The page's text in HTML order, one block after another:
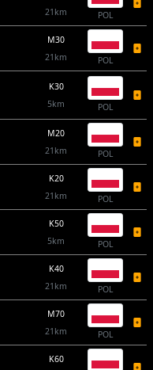
21km POL
M30
21km
POL
K30
5km
POL
M20
21km
POL
K20
21km
POL
K50
5km
POL
K40
21km
POL
M70
21km
POL
K60